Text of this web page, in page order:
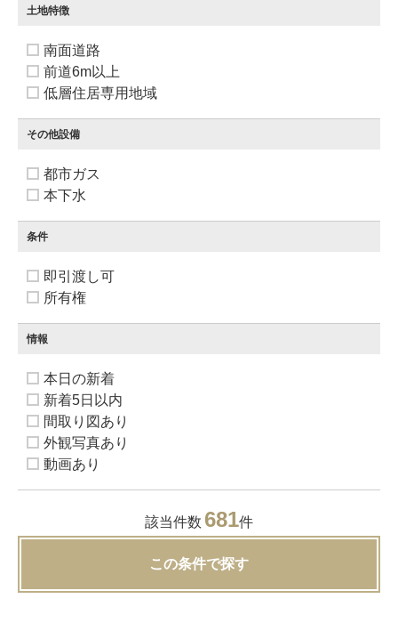
土地特徴
南面道路
前道6m以上
低層住居専用地域
その他設備
都市ガス
本下水
条件
即引渡し可
所有権
情報
本日の新着
新着5日以内
間取り図あり
外観写真あり
動画あり
該当件数 681件
この条件で探す